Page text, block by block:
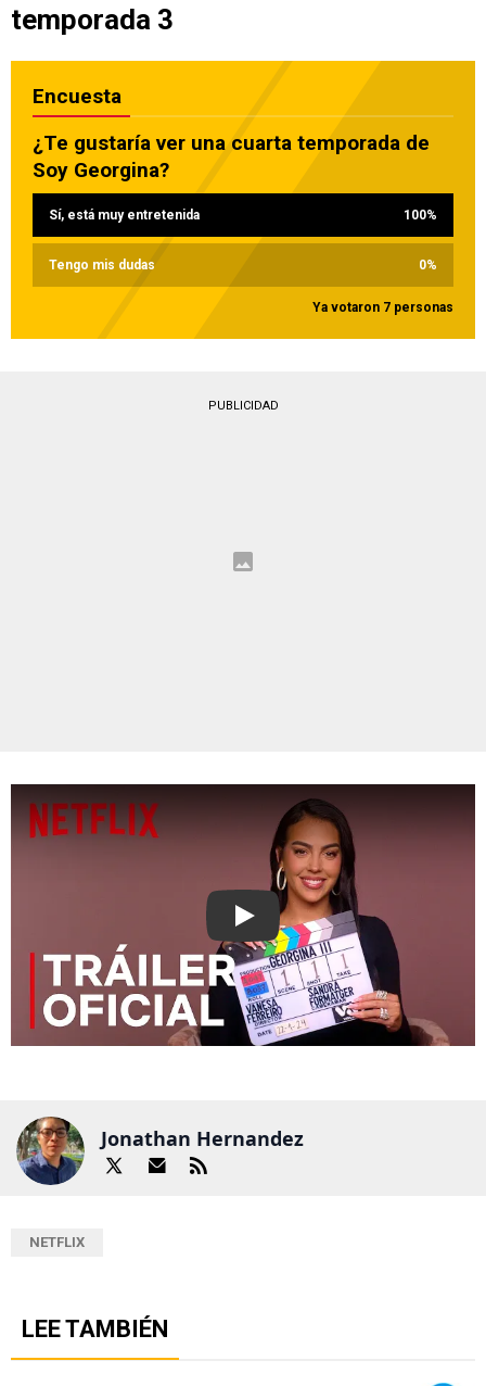
temporada 3
Encuesta
¿Te gustaría ver una cuarta temporada de
Soy Georgina?
Sí, está muy entretenida 100%
Tengo mis dudas 0%
Ya votaron 7 personas
PUBLICIDAD
Play
Jonathan Hernandez
NETFLIX
LEE TAMBIÉN